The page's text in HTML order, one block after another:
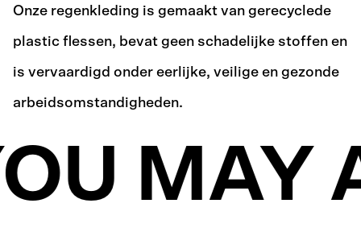
Onze regenkleding is gemaakt van gerecyclede
plastic flessen, bevat geen schadelijke stoffen en
is vervaardigd onder eerlijke, veilige en gezonde
arbeidsomstandigheden.
MAY